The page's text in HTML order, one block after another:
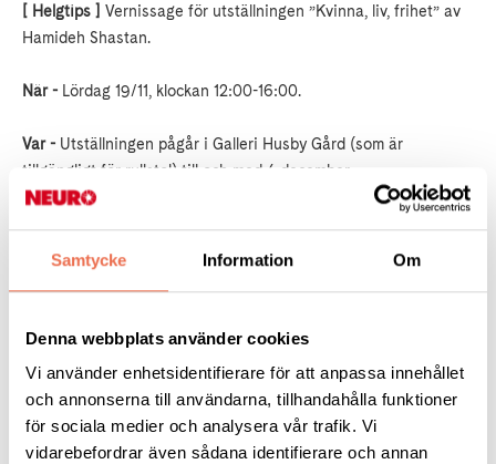
Samtycke Information Om
Denna webbplats använder cookies
Vi använder enhetsidentifierare för att anpassa innehållet
och annonserna till användarna, tillhandahålla funktioner
för sociala medier och analysera vår trafik. Vi
vidarebefordrar även sådana identifierare och annan
[ Helgtips ] Vernissage för utställningen ”Kvinna, liv, frihet” av
Hamideh Shastan.
När - Lördag 19/11, klockan 12:00-16:00.
Var - Utställningen pågår i Galleri Husby Gård (som är
tillgängligt för rullstol) till och med 4 december.